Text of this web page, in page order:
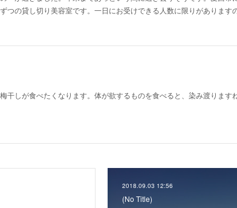
つの貸し切り美容室です。一日にお受けできる人数に限りがありま
干しが食べたくなります。体が欲するものを食べると、染み渡りますね
2018.09.03 12:56
(No Title)